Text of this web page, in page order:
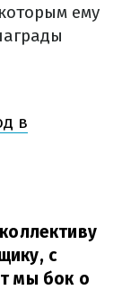
ему
в
с
мы бок о